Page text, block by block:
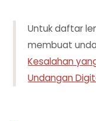
Untuk daftar
membuat
Kesalahan
Undangan